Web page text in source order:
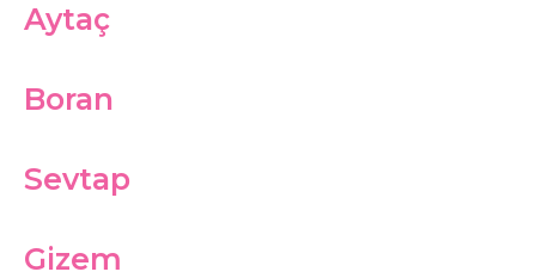
Aytaç
Boran
Sevtap
Gizem